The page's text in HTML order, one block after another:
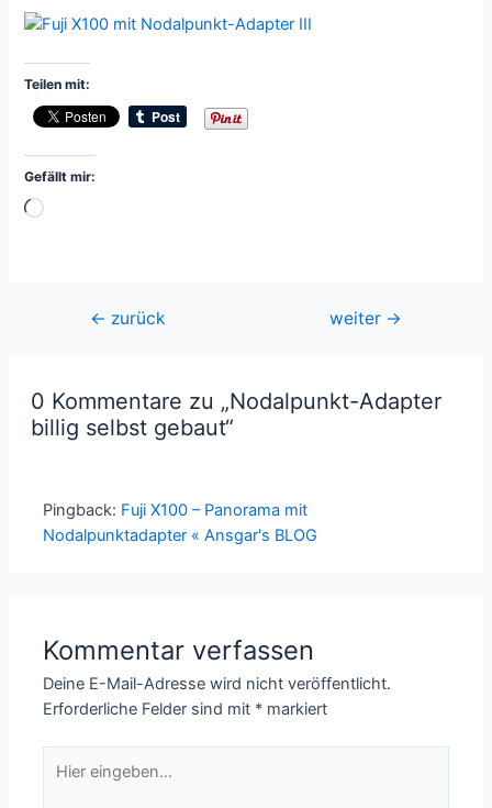
Teilen mit:
Gefällt mir:
Wird
Beitragsnavigation
← zurück weiter →
0 Kommentare zu „Nodalpunkt-Adapter
billig selbst gebaut“
Pingback: Fuji X100 – Panorama mit
Nodalpunktadapter « Ansgar's BLOG
Kommentar verfassen
Deine E-Mail-Adresse wird nicht veröffentlicht.
Erforderliche Felder sind mit * markiert
eingeben…